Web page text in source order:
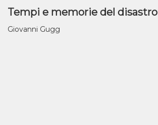
Tempi e memorie del disastro
Giovanni Gugg